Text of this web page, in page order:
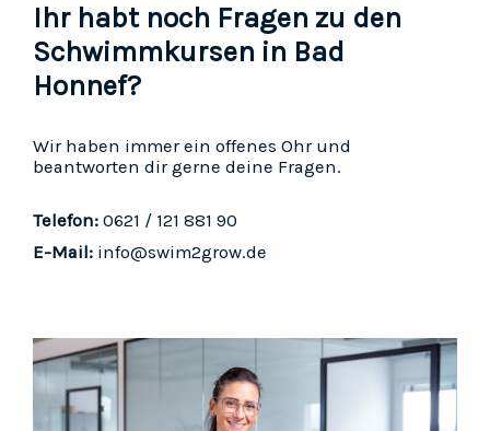
Ihr habt noch Fragen zu den
Schwimmkursen in Bad
Honnef?
Wir haben immer ein offenes Ohr und
beantworten dir gerne deine Fragen.
Telefon: 0621 / 121 881 90
E-Mail: info@swim2grow.de